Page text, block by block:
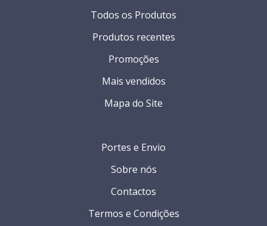
Portes e Envio
Sobre nós
Contactos
Termos e Condições
Todos os Produtos
Produtos recentes
Promoções
Mais vendidos
Mapa do Site